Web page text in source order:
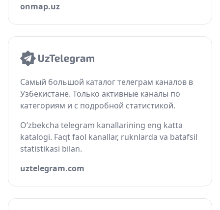
onmap.uz
Самый большой каталог телеграм каналов в
Узбекистане. Только активные каналы по
категориям и с подробной статистикой.
O‘zbekcha telegram kanallarining eng katta
katalogi. Faqt faol kanallar, ruknlarda va batafsil
statistikasi bilan.
uztelegram.com